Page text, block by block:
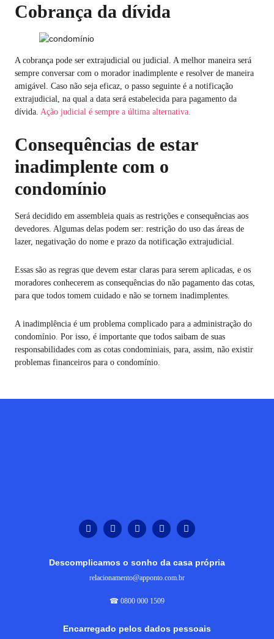
Cobrança da dívida
A cobrança pode ser extrajudicial ou judicial. A melhor maneira será
sempre conversar com o morador inadimplente e resolver de maneira
amigável. Caso não seja eficaz, o passo seguinte é a notificação
extrajudicial, na qual a data será estabelecida para pagamento da
dívida. Ação judicial é sempre a última alternativa.
Consequências de estar
inadimplente com o
condomínio
Será decidido em assembleia quais as restrições e consequências aos
devedores. Algumas delas podem ser: restrição do uso das áreas de
lazer, negativação do nome e prazo da notificação extrajudicial.
Essas são as regras que devem estar claras para serem aplicadas, e os
moradores conhecerem as consequências do não pagamento das cotas,
para que todos tomem cuidado e não se tornem inadimplentes.
A inadimplência é um problema complicado para a administração do
condomínio. Por isso, é importante que todos saibam de suas
responsabilidades com as cotas condominiais, para, assim, não existir
problemas financeiros para o condomínio.
Descomplicamos o sonho da casa própria
relacionamento@apponto.com.br
☎ 0800 000 1509
Encarregado pelos dados pessoais